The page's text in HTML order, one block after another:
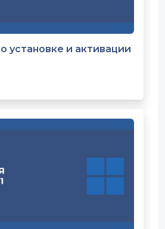
установке и активации